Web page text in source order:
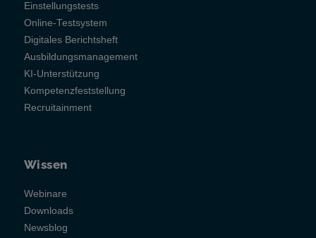
Einstellungstests
Online-Testsystem
Digitales Berichtsheft
Ausbildungsmanagement
KI-Unterstützung
Kompetenzfeststellung
Recruitainment
Wissen
Webinare
Downloads
Newsblog